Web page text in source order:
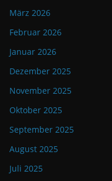
März 2026
Februar 2026
Januar 2026
Dezember 2025
November 2025
Oktober 2025
September 2025
August 2025
Juli 2025